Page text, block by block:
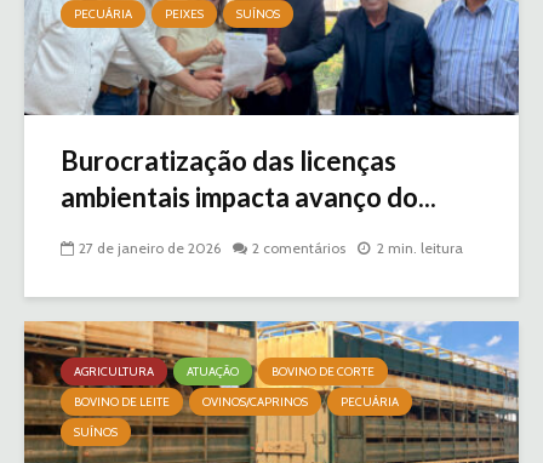
PECUÁRIA
PEIXES SUÍNOS
Burocratização das licenças
ambientais impacta avanço do...
27 de janeiro de 2026 2 comentários 2 min. leitura
AGRICULTURA ATUAÇÃO
BOVINO DE CORTE
BOVINO DE LEITE
OVINOS/CAPRINOS
PECUÁRIA
SUÍNOS